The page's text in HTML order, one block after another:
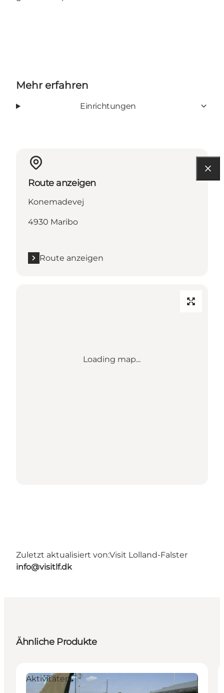
Mehr erfahren
Einrichtungen
Route anzeigen
Konemadevej
4930 Maribo
Route anzeigen
Loading map...
Zuletzt aktualisiert von:Visit Lolland-Falster
info@visitlf.dk
Ähnliche Produkte
Aktivitäten